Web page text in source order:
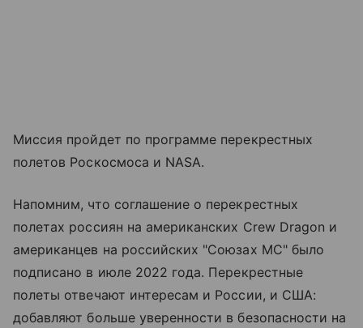
Миссия пройдет по программе перекрестных
полетов Роскосмоса и NASA.
Напомним, что соглашение о перекрестных
полетах россиян на американских Crew Dragon и
американцев на российских "Союзах МС" было
подписано в июле 2022 года. Перекрестные
полеты отвечают интересам и России, и США:
добавляют больше уверенности в безопасности на